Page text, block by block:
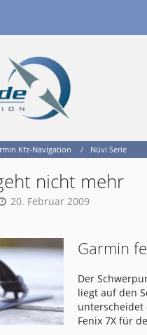
Kfz-Navigation Nüvi Serie
nicht mehr
20. Februar 2009
Garmin
Der
liegt auf den
unterscheidet
Fenix 7X für